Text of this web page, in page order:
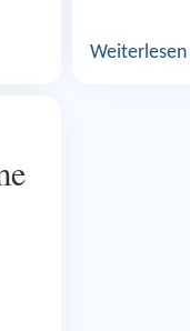
Weiterlesen